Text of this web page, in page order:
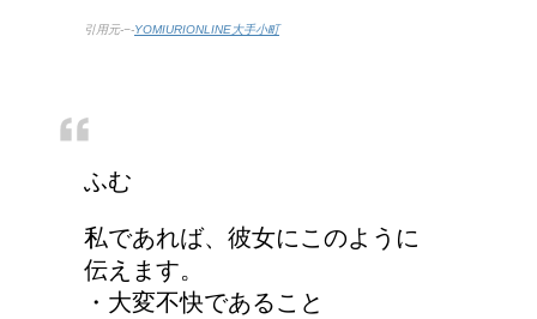
引用元-−-YOMIURIONLINE大手小町
ふむ
私であれば、彼女にこのように
伝えます。
・大変不快であること